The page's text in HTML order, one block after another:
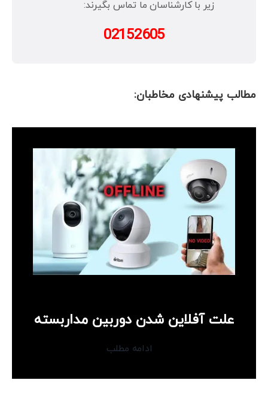
زیر با کارشناسان ما تماس بگیرند:
02152605
مطالب پیشنهادی مخاطبان:
علت آفلاین شدن دوربین مداربسته
ادامه مطلب